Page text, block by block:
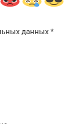
данных *